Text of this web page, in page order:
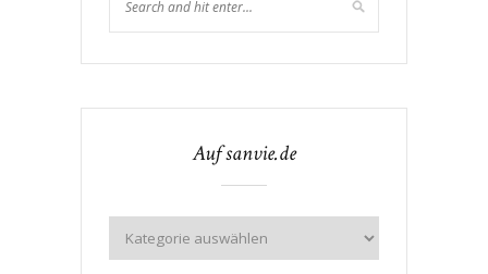
Auf sanvie.de